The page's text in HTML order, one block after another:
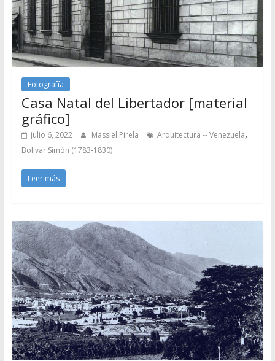
Fotografía
Casa Natal del Libertador [material
gráfico]
julio 6, 2022 Massiel Pirela Arquitectura -- Venezuela,
Bolívar Simón (1783-1830)
Leer más